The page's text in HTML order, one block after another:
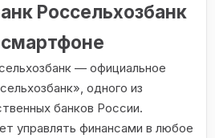
Россельхозбанк
— официальное
одного из
банков России.
управлять финансами в любое